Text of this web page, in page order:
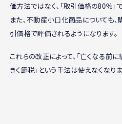
価方法ではなく、「取引価格の80％」
また、不動産小口化商品についても
引価格で評価されるようになります。
これらの改正によって、「亡くなる前
きく節税」という手法は使えなくなりま